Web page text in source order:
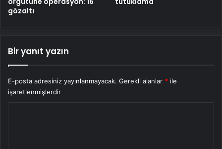
gözaltı
Bir yanıt yazın
E-posta adresiniz yayınlanmayacak. Gerekli alanlar * ile
işaretlenmişlerdir